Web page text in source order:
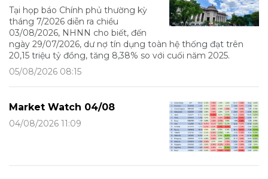
Tại họp báo Chính phủ thường kỳ
tháng 7/2026 diễn ra chiều
03/08/2026, NHNN cho biết, đến
ngày 29/07/2026, dư nợ tín dụng toàn hệ thống đạt trên
20,15 triệu tỷ đồng, tăng 8,38% so với cuối năm 2025.
05/08/2026 08:15
Market Watch 04/08
04/08/2026 11:09